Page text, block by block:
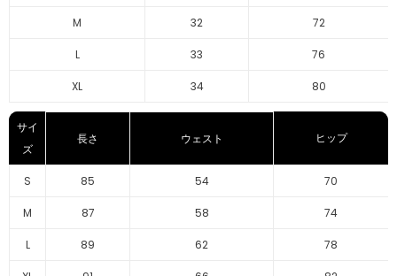
M 32 72
L 33 76
XL 34 80
サイ
ズ
長さ ウェスト ヒップ
S 85 54 70
M 87 58 74
L 89 62 78